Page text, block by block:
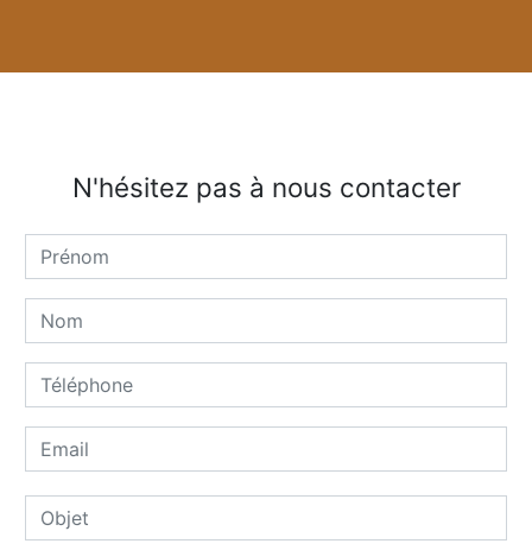
N'hésitez pas à nous contacter